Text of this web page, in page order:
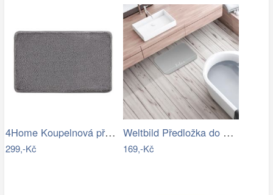
4Home Koupelnová předložka Comfort, 40…
299,-Kč
Weltbild Předložka do koupelny Relax,…
169,-Kč